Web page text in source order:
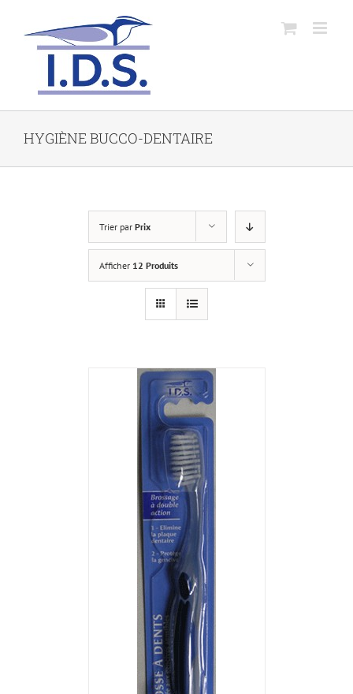
HYGIÈNE BUCCO-DENTAIRE
Trier par Prix
Afficher 12 Produits